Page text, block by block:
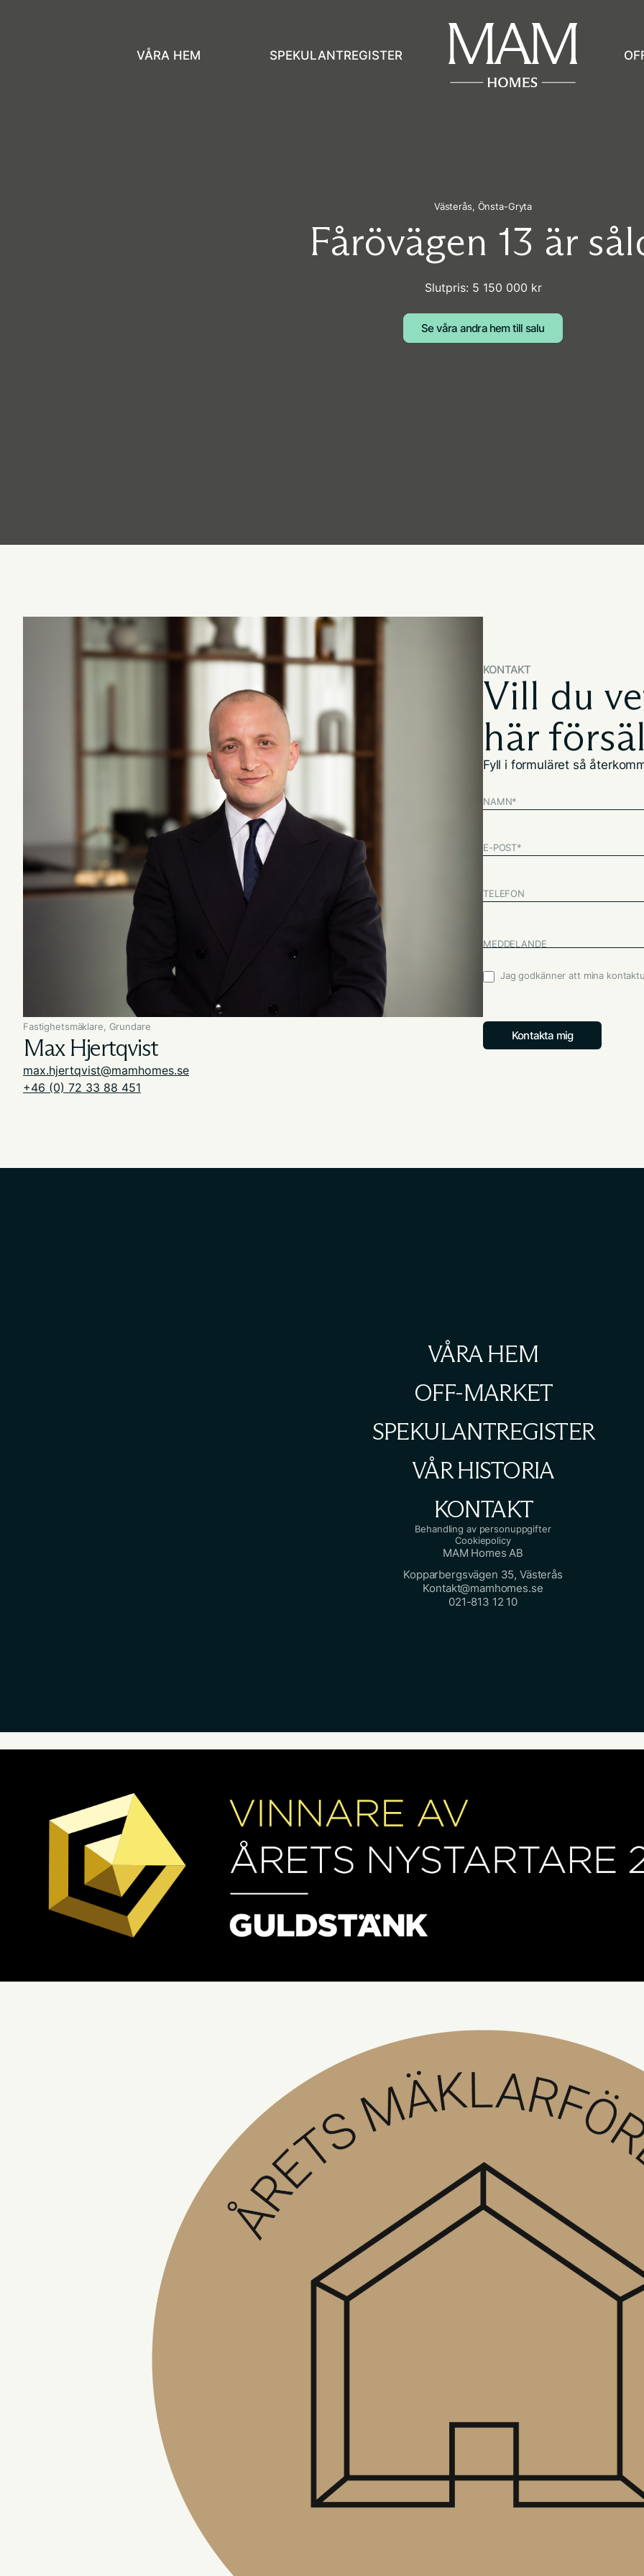
VÅRA HEM SPEKULANTREGISTER
Västerås, Önsta-Gryta
Fårövägen 13 är
Slutpris: 5 150 000 kr
Se våra andra hem till salu
Fastighetsmäklare, Grundare
Max Hjertqvist
max.hjertqvist@mamhomes.se
+46 (0) 72 33 88 451
KONTAKT
Vill du
här
Fyll i formuläret så
NAMN*
E-POST*
TELEFON
MEDDELANDE
Godkännande*
Jag godkänner att mina
Kontakta mig
VÅRA HEM
OFF-MARKET
SPEKULANTREGISTER
VÅR HISTORIA
KONTAKT
Behandling av personuppgifter
Cookiepolicy
MAM Homes AB
Kopparbergsvägen 35, Västerås
Kontakt@mamhomes.se
021-813 12 10